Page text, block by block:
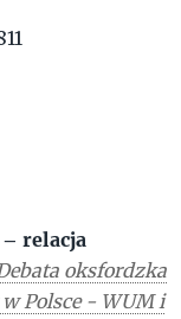
– relacja
oksfordzka
Polsce - WUM i